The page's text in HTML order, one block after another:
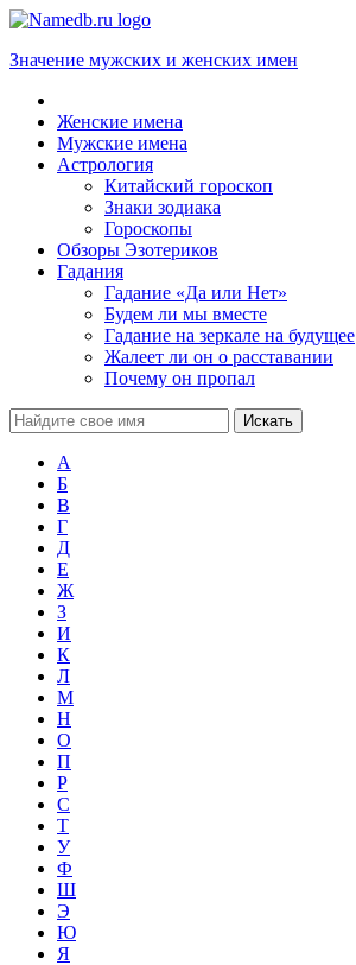
Значение мужских и женских имен
Женские имена
Мужские имена
Астрология
Китайский гороскоп
Знаки зодиака
Гороскопы
Обзоры Эзотериков
Гадания
Гадание «Да или Нет»
Будем ли мы вместе
Гадание на зеркале на будущее
Жалеет ли он о расставании
Почему он пропал
А
Б
В
Г
Д
Е
Ж
З
И
К
Л
М
Н
О
П
Р
С
Т
У
Ф
Ш
Э
Ю
Я